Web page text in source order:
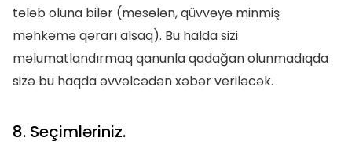
tələb oluna bilər (məsələn, qüvvəyə minmiş
məhkəmə qərarı alsaq). Bu halda sizi
məlumatlandırmaq qanunla qadağan olunmadıqda
sizə bu haqda əvvəlcədən xəbər veriləcək.
8. Seçimləriniz.